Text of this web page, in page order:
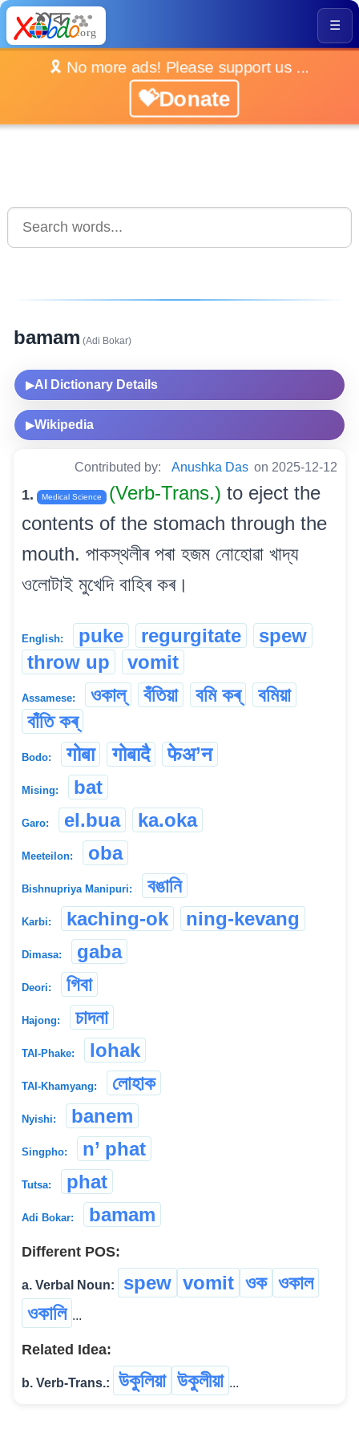
☰
🎗️ No more ads! Please support us ...
💝Donate
bamam (Adi Bokar)
▶AI Dictionary Details
▶Wikipedia
Contributed by: Anushka Das on 2025-12-12
1. Medical Science (Verb-Trans.) to eject the
contents of the stomach through the
mouth. পাকস্থলীৰ পৰা হজম নোহোৱা খাদ্য
ওলোটাই মুখেদি বাহিৰ কৰ।
English: puke regurgitate
spew
throw up
vomit
Assamese: ওকাল্‌ বঁতিয়া বমি কৰ্
বমিয়া
বাঁতি কৰ্
Bodo: गोबा गोबादै फेअ’न
Mising: bat
Garo: el.bua ka.oka
Meeteilon: oba
Bishnupriya Manipuri: বঙানি
Karbi: kaching-ok ning-kevang
Dimasa: gaba
Deori: গিবা
Hajong: চাদনা
TAI-Phake: lohak
TAI-Khamyang: লোহাক
Nyishi: banem
Singpho: n’ phat
Tutsa: phat
Adi Bokar: bamam
Different POS:
a. Verbal Noun: spew vomit ওক ওকাল
ওকালি ...
Related Idea:
b. Verb-Trans.: উকুলিয়া উকুলীয়া ...